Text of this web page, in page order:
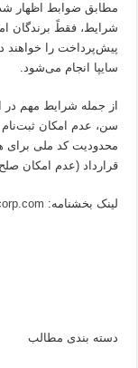
مطابق ضوابط اظهار
شرایط، فقطً برندگان
پیش‌پرداخت را
سایپا انجام می‌شود.
سن، عدم امکان ثبت‌نام
محدودیت کد ملی برای
قرارداد (عدم امکان
لینک بخشنامه:
دسته بندی مطالب